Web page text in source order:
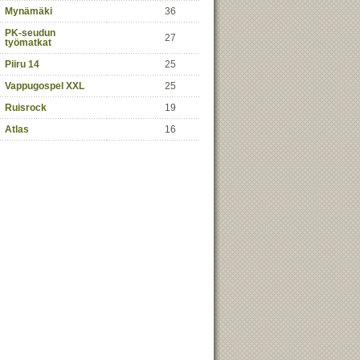
Mynämäki 36
PK-seudun
työmatkat
27
Piiru 14
25
Vappugospel XXL
25
Ruisrock
19
Atlas 16